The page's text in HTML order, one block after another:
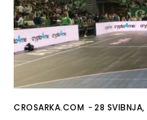
CROSARKA.COM -28